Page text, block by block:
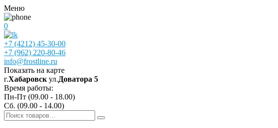
Меню
0
+7 (4212) 45-30-00
+7 (962) 220-80-46
info@frostline.ru
Показать на карте
г.Хабаровск ул.Доватора 5
Время работы:
Пн-Пт (09.00 - 18.00)
Сб. (09.00 - 14.00)